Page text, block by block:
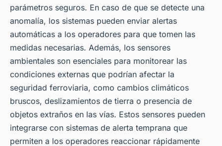
parámetros seguros. En caso de que se detecte una
anomalía, los sistemas pueden enviar alertas
automáticas a los operadores para que tomen las
medidas necesarias. Además, los sensores
ambientales son esenciales para monitorear las
condiciones externas que podrían afectar la
seguridad ferroviaria, como cambios climáticos
bruscos, deslizamientos de tierra o presencia de
objetos extraños en las vías. Estos sensores pueden
integrarse con sistemas de alerta temprana que
permiten a los operadores reaccionar rápidamente